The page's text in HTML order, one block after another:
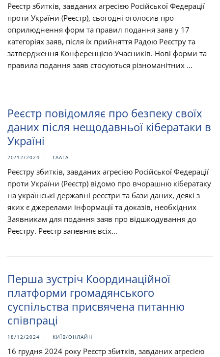
Реєстр збитків, завданих агресією Російської Федерації
проти України (Реєстр), сьогодні оголосив про
оприлюднення форм та правил подання заяв у 17
категоріях заяв, після їх прийняття Радою Реєстру та
затвердження Конференцією Учасників. Нові форми та
правила подання заяв стосуються різноманітних ...
Реєстр повідомляє про безпеку своїх
даних після нещодавньої кібератаки в
Україні
20/12/2024 ГААГА
Реєстру збитків, завданих агресією Російської Федерації
проти України (Реєстр) відомо про вчорашню кібератаку
на українські державні реєстри та бази даних, деякі з
яких є джерелами інформації та доказів, необхідних
Заявникам для подання заяв про відшкодування до
Реєстру. Реєстр запевняє всіх...
Перша зустріч Координаційної
платформи громадянського
суспільства присвячена питанню
співпраці
18/12/2024 КИЇВ/ОНЛАЙН
16 грудня 2024 року Реєстр збитків, завданих агресією